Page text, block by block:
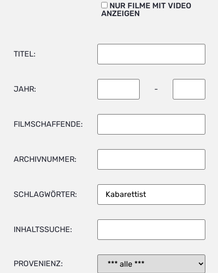
NUR FILME MIT VIDEO
ANZEIGEN
TITEL:
JAHR: -
FILMSCHAFFENDE:
ARCHIVNUMMER:
SCHLAGWÖRTER:
INHALTSSUCHE:
PROVENIENZ: